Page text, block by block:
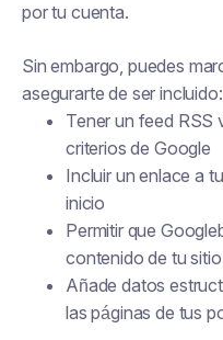
por tu cuenta.
Sin embargo, puedes
asegurarte de ser incluido:
Tener un feed RSS
criterios de Google
Incluir un enlace a
inicio
Permitir que
contenido de tu sitio
Añade datos
las páginas de tus